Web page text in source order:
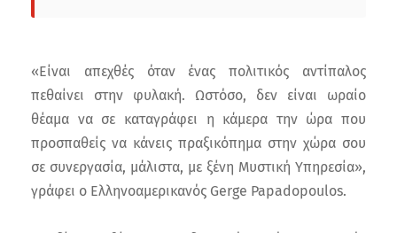
«Είναι απεχθές όταν ένας πολιτικός αντίπαλος
πεθαίνει στην φυλακή. Ωστόσο, δεν είναι ωραίο
θέαμα να σε καταγράφει η κάμερα την ώρα που
προσπαθείς να κάνεις πραξικόπημα στην χώρα σου
σε συνεργασία, μάλιστα, με ξένη Μυστική Υπηρεσία»,
γράφει ο Ελληνοαμερικανός Gerge Papadopoulos.